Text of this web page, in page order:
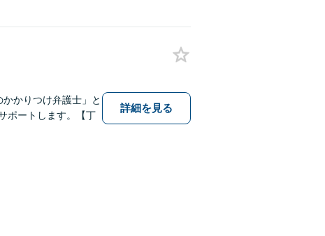
かりつけ弁護士」と
ポートします。【丁
詳細を見る